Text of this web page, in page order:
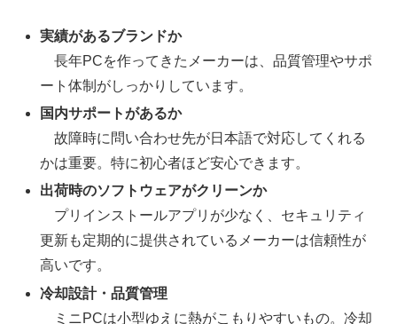
実績があるブランドか
長年PCを作ってきたメーカーは、品質管理やサポ
ート体制がしっかりしています。
国内サポートがあるか
故障時に問い合わせ先が日本語で対応してくれる
かは重要。特に初心者ほど安心できます。
出荷時のソフトウェアがクリーンか
プリインストールアプリが少なく、セキュリティ
更新も定期的に提供されているメーカーは信頼性が
高いです。
冷却設計・品質管理
ミニPCは小型ゆえに熱がこもりやすいもの。冷却